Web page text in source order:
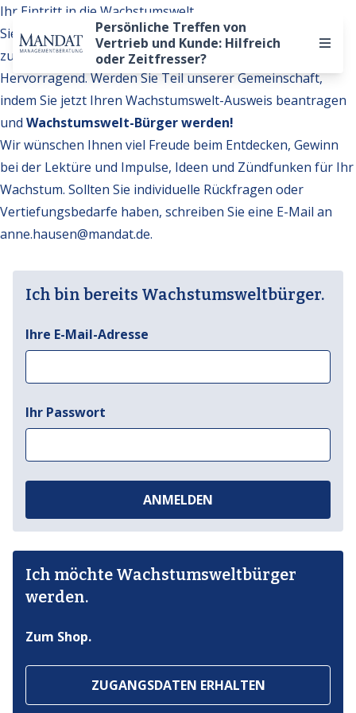
Persönliche Treffen von
Vertrieb und Kunde: Hilfreich
oder Zeitfresser?
Ihr Eintritt in die Wachstumswelt
Sie möchten auf weitere Inhalte der Wachstumswelt
zugreifen?
Hervorragend. Werden Sie Teil unserer Gemeinschaft,
indem Sie jetzt Ihren Wachstumswelt-Ausweis beantragen
und Wachstumswelt-Bürger werden!
Wir wünschen Ihnen viel Freude beim Entdecken, Gewinn
bei der Lektüre und Impulse, Ideen und Zündfunken für Ihr
Wachstum. Sollten Sie individuelle Rückfragen oder
Vertiefungsbedarfe haben, schreiben Sie eine E-Mail an
anne.hausen@mandat.de.
Ich bin bereits Wachstumsweltbürger.
Ihre E-Mail-Adresse
Ihr Passwort
ANMELDEN
Ich möchte Wachstumsweltbürger
werden.
Zum Shop.
ZUGANGSDATEN ERHALTEN